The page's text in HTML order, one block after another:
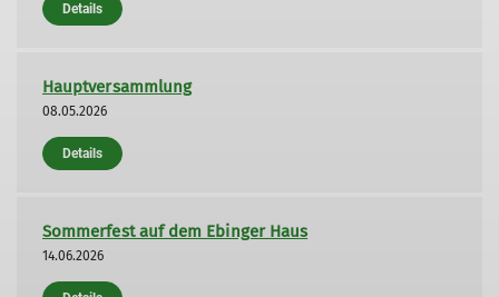
Details
Hauptversammlung
08.05.2026
Details
Sommerfest auf dem Ebinger Haus
14.06.2026